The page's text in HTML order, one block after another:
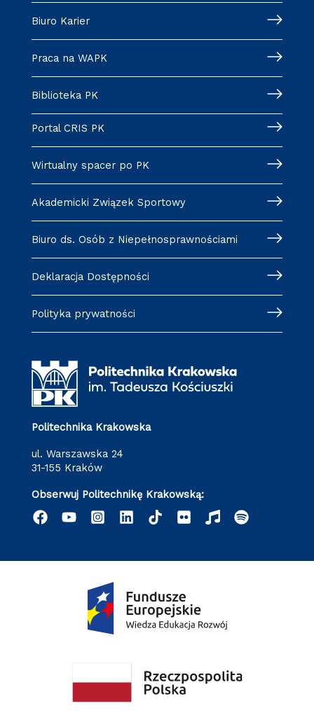
Biuro Karier
Praca na WAPK
Biblioteka PK
Portal CRIS PK
Wirtualny spacer po PK
Akademicki Związek Sportowy
Biuro ds. Osób z Niepełnosprawnościami
Deklaracja Dostępności
Polityka prywatności
Politechnika Krakowska
ul. Warszawska 24
31-155 Kraków
Obserwuj Politechnikę Krakowską: